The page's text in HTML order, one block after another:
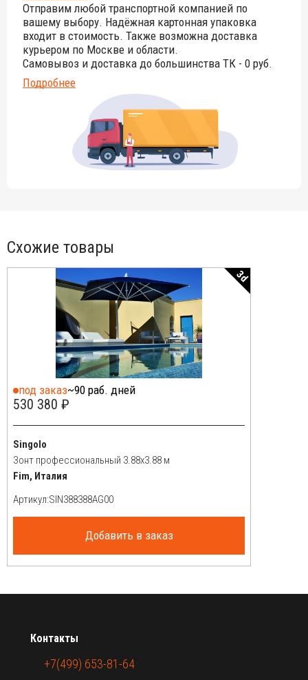
утяжеления требуется соблюдать вес не ниже
рекомендованного производителем. В случае использования
зонтов на открытых площадках с повышенной ветренностью
вес рекомендуется удвоить. На данную модель
рекомендованный вес утяжеления составляет 250 кг.
Отправим любой транспортной компанией по
вашему выбору. Надёжная картонная упаковка
входит в стоимость. Также возможна доставка
курьером по Москве и области.
Самовывоз и доставка до большинства ТК - 0 руб.
Подробнее
Схожие товары
3d
под заказ~90 раб. дней
530 380 ₽
Singolo
Зонт профессиональный 3.88х3.88 м
Fim, Италия
Артикул:
Добавить в заказ
Контакты
+7(499) 653-81-64